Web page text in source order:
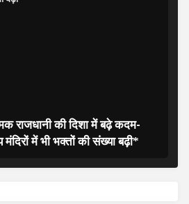
राजधानी की दिशा में बढ़े कदम-
में भी भक्तों की संख्या बढ़ी*